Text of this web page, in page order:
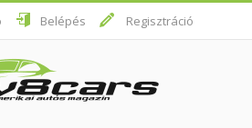
Belépés Regisztráció